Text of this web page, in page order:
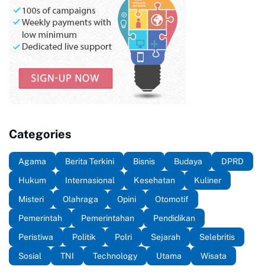
Categories
Agama Berita Terkini Bisnis Budaya
DPRD
Hukum
Internasional Kesehatan
Kuliner
Misteri
Olahraga Opini
Otomotif
Pemerintah
Pemerintahan
Pendidikan
Peristiwa
Politik Polri Sejarah
Selebritis
Sosial
TNI Technology Utama Wisata